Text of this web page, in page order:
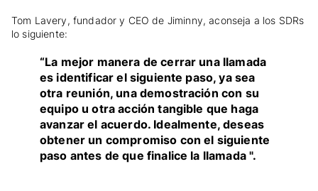
Tom Lavery, fundador y CEO de Jiminny, aconseja a los SDRs
lo siguiente:
“La mejor manera de cerrar una llamada
es identificar el siguiente paso, ya sea
otra reunión, una demostración con su
equipo u otra acción tangible que haga
avanzar el acuerdo. Idealmente, deseas
obtener un compromiso con el siguiente
paso antes de que finalice la llamada ".